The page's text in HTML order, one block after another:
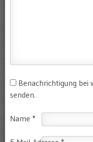
Benachrichtigung bei
senden.
Name *